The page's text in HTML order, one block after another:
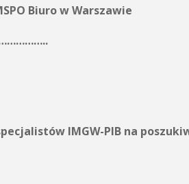
Biuro w Warszawie
IMGW-PIB na